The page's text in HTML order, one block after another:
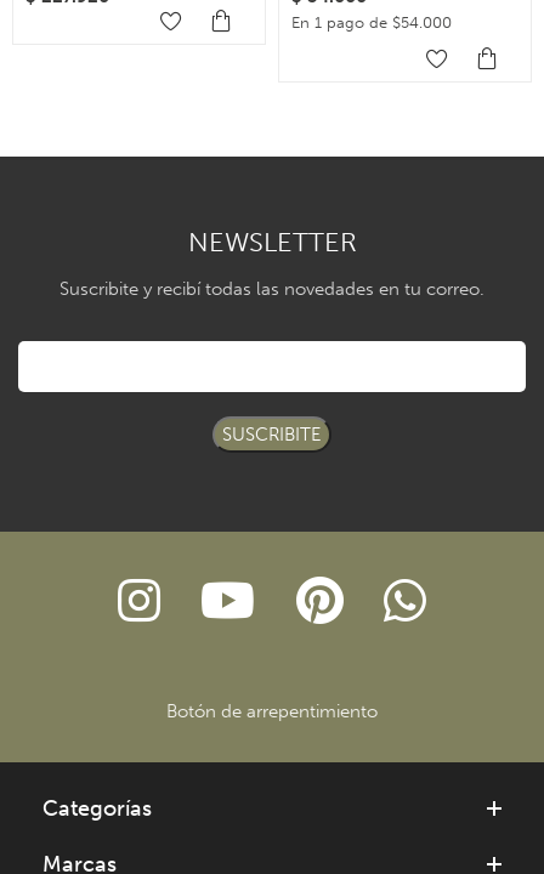
En 1 pago de $54.000
NEWSLETTER
Suscribite y recibí todas las novedades en tu correo.
SUSCRIBITE
Botón de arrepentimiento
Categorías
Marcas